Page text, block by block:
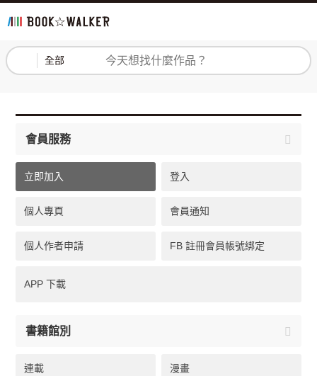
全部 登入 註冊
會員服務
立即加入 登入
個人專頁 會員通知
個人作者申請 FB 註冊會員帳號綁定
APP 下載
書籍館別
連載 漫畫